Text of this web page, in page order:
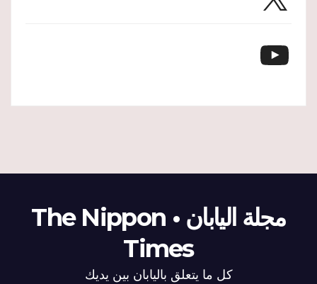
YouTube
مجلة اليابان • The Nippon
Times
كل ما يتعلق باليابان بين يديك